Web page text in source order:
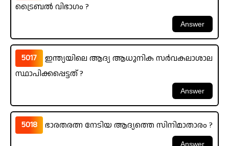
ട്രൈബൽ വിഭാഗം ?
5017
ഇന്ത്യയിലെ ആദ്യ ആധുനിക സർവകലാശാല
സ്ഥാപിക്കപ്പെട്ടത് ?
5018 ഭാരതരത്ന നേടിയ ആദ്യത്തെ സിനിമാതാരം ?